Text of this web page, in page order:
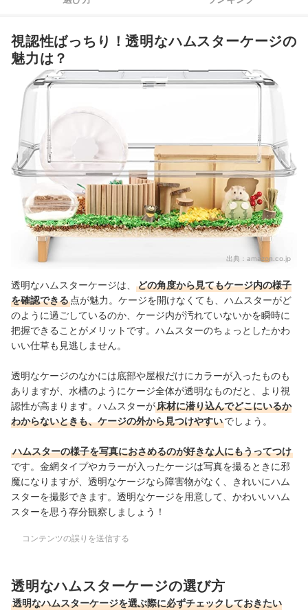
透明なハムスターケージ全26商品おすすめ人気ランキング
安全対策のために床材にもこだわろう
透明ケージにはおしゃれな巣箱やトイレを置こう
透明なハムスターケージの売れ筋ランキングもチェック！
視認性ばっちり！透明なハムスターケージの
魅力は？
出典： amazon.co.jp
透明なハムスターケージは、
どの角度から見てもケージ内の様子
を確認できる 点が魅力。ケージを開けなくても、ハムスターがど
のように過ごしているのか、ケージ内が汚れていないかを瞬時に
把握できることがメリットです。ハムスターのちょっとしたかわ
いい仕草も見逃しません。
透明なケージのなかには底部や屋根だけにカラーが入ったものも
ありますが、水槽のようにケージ全体が透明なものだと、より視
認性が高まります。ハムスターが床材に潜り込んでどこにいるか
わからないときも、ケージの外から見つけやすいでしょう。
ハムスターの様子を写真におさめるのが好きな人にもうってつけ
です。金網タイプやカラーが入ったケージは写真を撮るときに邪
魔になりますが、透明なケージなら障害物がなく、きれいにハム
スターを撮影できます。透明なケージを用意して、かわいいハム
スターを思う存分観察しましょう！
コンテンツの誤りを送信する
透明なハムスターケージの選び方
透明なハムスターケージを選ぶ際に必ずチェックしておきたい